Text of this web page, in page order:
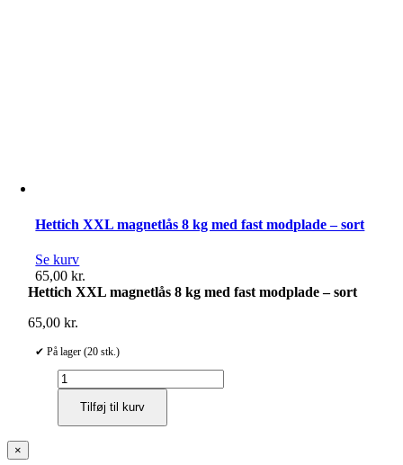
Hettich XXL magnetlås 8 kg med fast modplade – sort
Se kurv
65,00kr.
Hettich XXL magnetlås 8 kg med fast modplade – sort
65,00kr.
✔ På lager (20 stk.)
Hettich
XXL
magnetlås
8
Tilføj til kurv
Close
×